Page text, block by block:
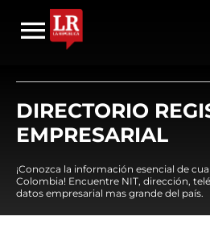
DIRECTORIO
EMPRESARIAL
¡Conozca la información esencial de
Colombia! Encuentre NIT, dirección,
datos empresarial mas grande del país.